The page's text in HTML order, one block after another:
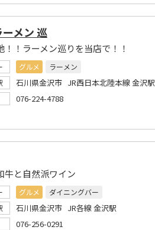
メン 巡
！！ラーメン巡りを当店で！！
グルメ
ラーメン
石川県金沢市 JR西日本北陸本線 金沢駅
076-224-4788
牛と自然派ワイン
グルメ
ダイニングバー
石川県金沢市 JR各線 金沢駅
076-256-0291